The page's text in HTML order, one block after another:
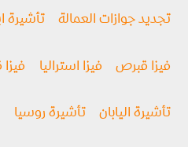
تجديد جوازات العمالة تأشيرة
فيزا قبرص فيزا استراليا
تأشيرة اليابان تأشيرة روسيا